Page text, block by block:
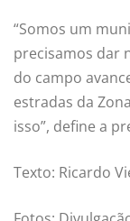
“Somos um
precisamos dar
do campo
estradas da
isso”, define a
Texto: Ricardo